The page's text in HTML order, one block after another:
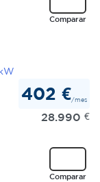
Comparar
402 €/mes
28.990 €
Comparar